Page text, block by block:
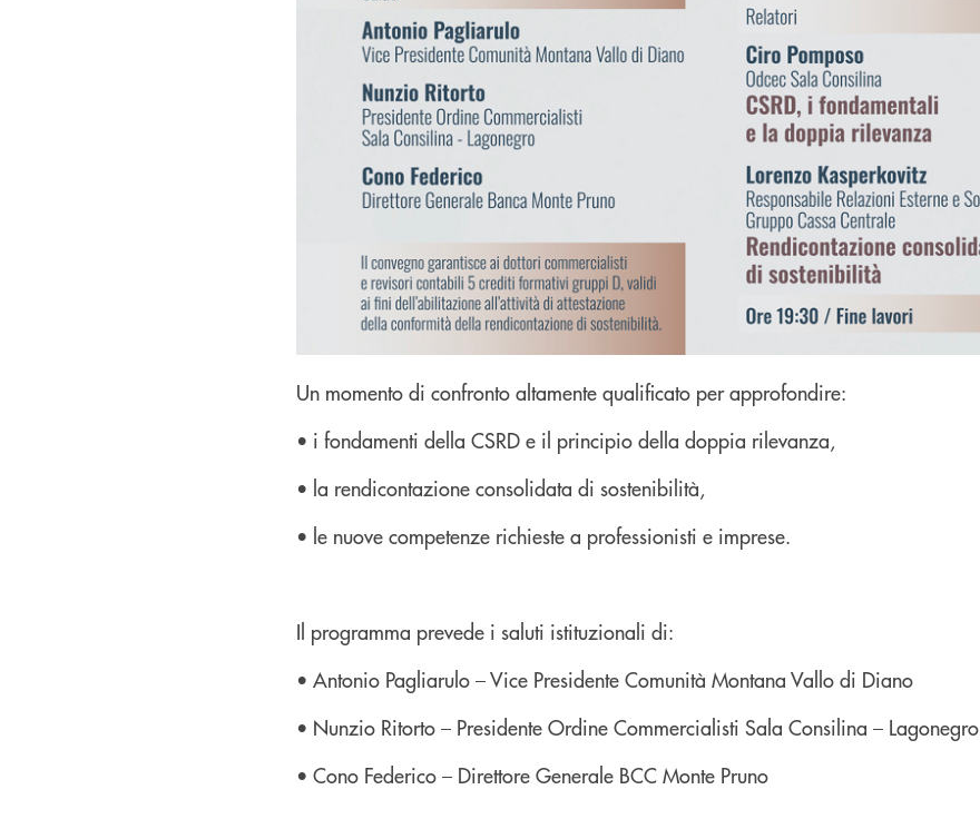
Un momento di confronto altamente qualificato per approfondire:
• i fondamenti della CSRD e il principio della doppia rilevanza,
• la rendicontazione consolidata di sostenibilità,
• le nuove competenze richieste a professionisti e imprese.
Il programma prevede i saluti istituzionali di:
• Antonio Pagliarulo – Vice Presidente Comunità Montana Vallo di Diano
• Nunzio Ritorto – Presidente Ordine Commercialisti Sala Consilina – Lagonegro
• Cono Federico – Direttore Generale BCC Monte Pruno